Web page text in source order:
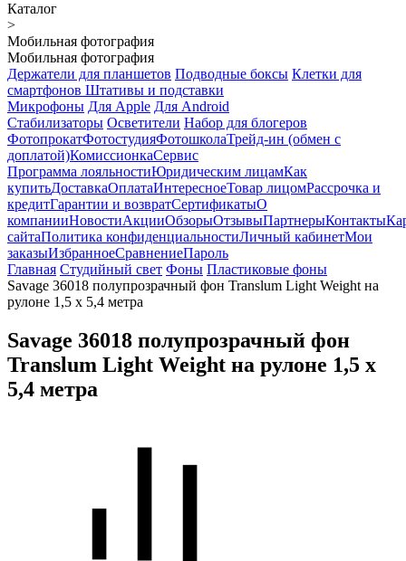
Каталог
>
Мобильная фотография
Мобильная фотография
Держатели для планшетов Подводные боксы Клетки для
смартфонов Штативы и подставки
Микрофоны Для Apple Для Android
Стабилизаторы Осветители Набор для блогеров
ФотопрокатФотостудияФотошколаТрейд-ин (обмен с
доплатой)КомиссионкаСервис
Программа лояльностиЮридическим лицамКак
купитьДоставкаОплатаИнтересноеТовар лицомРассрочка и
кредитГарантии и возвратСертификатыО
компанииНовостиАкцииОбзорыОтзывыПартнерыКонтакты
сайтаПолитика конфиденциальностиЛичный кабинетМои
заказыИзбранноеСравнениеПароль
Главная Студийный свет Фоны Пластиковые фоны
Savage 36018 полупрозрачный фон Translum Light Weight на
рулоне 1,5 x 5,4 метра
Savage 36018 полупрозрачный фон
Translum Light Weight на рулоне 1,5 x
5,4 метра